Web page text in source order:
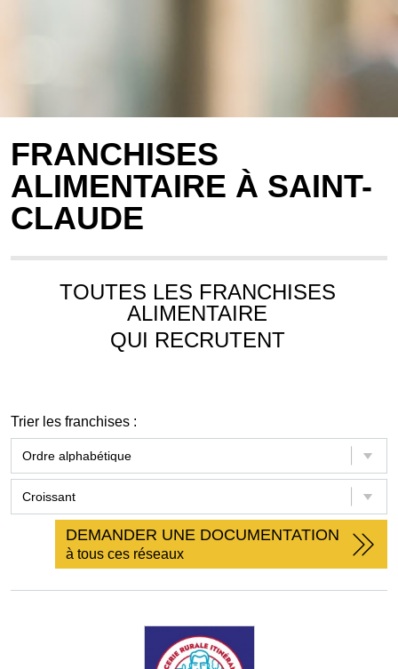
FRANCHISES
ALIMENTAIRE À SAINT-
CLAUDE
TOUTES LES FRANCHISES
ALIMENTAIRE
QUI RECRUTENT
Trier les franchises :
DEMANDER UNE DOCUMENTATION
à tous ces réseaux